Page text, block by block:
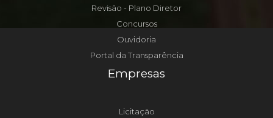
Revisão - Plano Diretor
Concursos
Ouvidoria
Portal da Transparência
Empresas
Licitação